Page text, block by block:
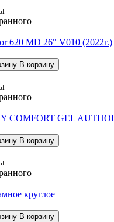
620 MD 26" V010 (2022г.)
В корзину
COMFORT GEL
В корзину
круглое
В корзину